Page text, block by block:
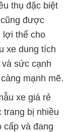
thụ đặc biệt
được
lợi thế cho
xe dung tích
sức cạnh
mạnh mẽ.
xe giá rẻ
bị nhiều
cấp và đang